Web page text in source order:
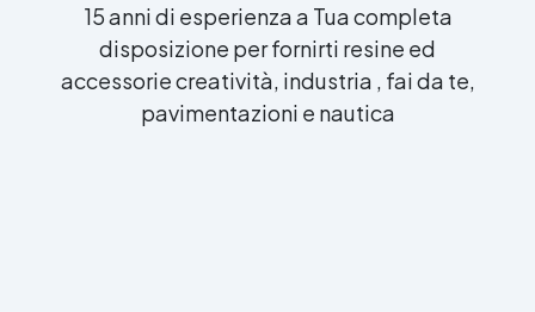
15 anni di esperienza a Tua completa
disposizione per fornirti resine ed
accessorie creatività, industria , fai da te,
pavimentazioni e nautica